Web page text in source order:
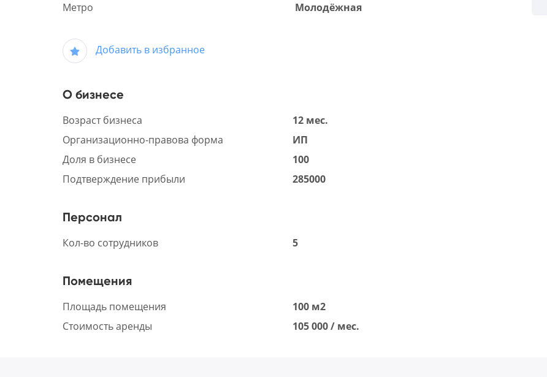
Метро Молодёжная
Добавить в избранное
О бизнесе
Возраст бизнеса
12 мес.
Организационно-правова форма
ИП
Доля в бизнесе
100
Подтверждение прибыли
285000
Персонал
Кол-во сотрудников 5
Помещения
Площадь помещения
100 м2
Стоимость аренды
105 000 / мес.